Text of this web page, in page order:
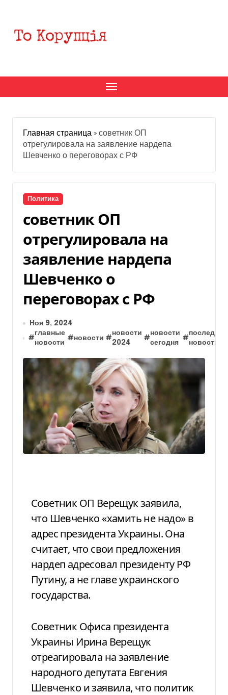
содержанию
Главная страница » советник ОП
отрегулировала на заявление нардепа
Шевченко о переговорах с РФ
Политика
советник ОП
отрегулировала на
заявление нардепа
Шевченко о
переговорах с РФ
Ноя 9, 2024
#
главные
новости
#новости #
новости
2024
#
новости
сегодня
#
последние
новости
Советник ОП Верещук заявила,
что Шевченко «хамить не надо» в
адрес президента Украины. Она
считает, что свои предложения
нардеп адресовал президенту РФ
Путину, а не главе украинского
государства.
Советник Офиса президента
Украины Ирина Верещук
отреагировала на заявление
народного депутата Евгения
Шевченко и заявила, что политик